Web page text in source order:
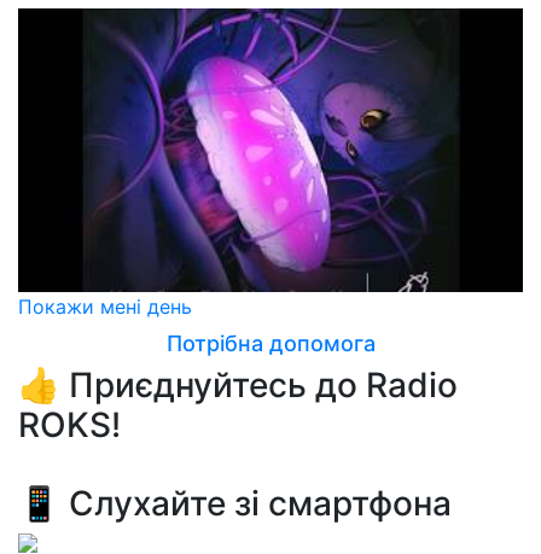
Покажи мені день
Потрібна допомога
👍 Приєднуйтесь до Radio
ROKS!
📱 Слухайте зі смартфона